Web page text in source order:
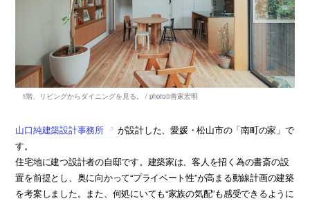
山口純建築設計事務所
が設計した、愛媛・松山市の「南町の家」で
す。
住宅地に建つ設計者の自邸です。建築家は、客人を招く為の書斎の設
置を前提とし、奥に向かって“プライベート性”が高まる動線計画の建築
を考案しました。また、何処にいても“家族の気配”も感受できるように